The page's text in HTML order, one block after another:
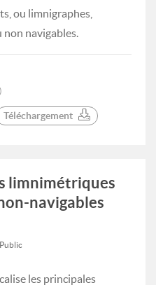
ou limnigraphes,
non navigables.
Téléchargement
limnimétriques
navigables
Public
les principales